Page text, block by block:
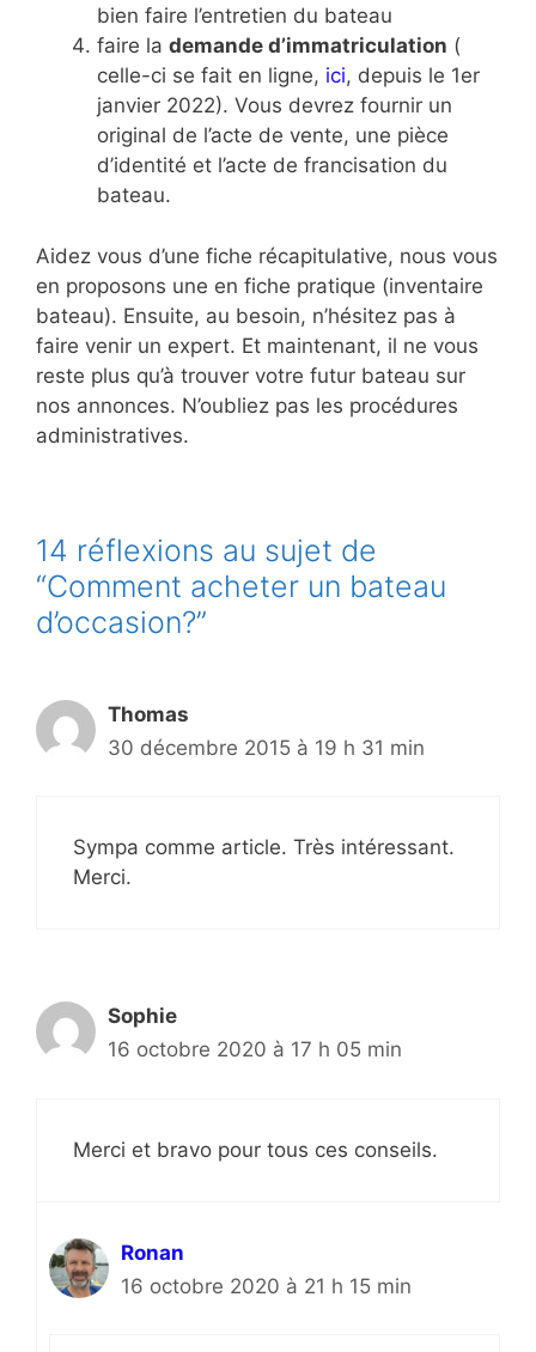
bien faire l’entretien du bateau
faire la demande d’immatriculation (
celle-ci se fait en ligne, ici, depuis le 1er
janvier 2022). Vous devrez fournir un
original de l’acte de vente, une pièce
d’identité et l’acte de francisation du
bateau.
Aidez vous d’une fiche récapitulative, nous vous
en proposons une en fiche pratique (inventaire
bateau). Ensuite, au besoin, n’hésitez pas à
faire venir un expert. Et maintenant, il ne vous
reste plus qu’à trouver votre futur bateau sur
nos annonces. N’oubliez pas les procédures
administratives.
14 réflexions au sujet de
“Comment acheter un bateau
d’occasion?”
Thomas
30 décembre 2015 à 19 h 31 min
Sympa comme article. Très intéressant.
Merci.
Sophie
16 octobre 2020 à 17 h 05 min
Merci et bravo pour tous ces conseils.
Ronan
16 octobre 2020 à 21 h 15 min